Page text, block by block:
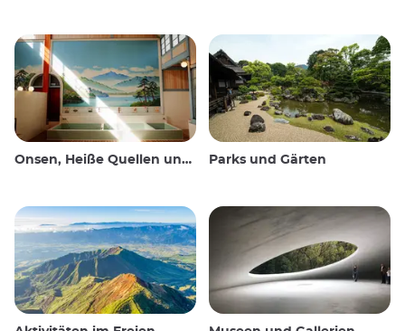
Onsen, Heiße Quellen und öffentliche Bäder Parks und Gärten